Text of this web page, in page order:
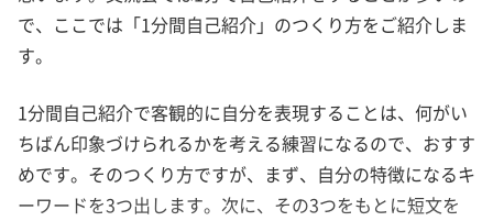
で、ここでは「1分間自己紹介」のつくり方をご紹介しま
す。
1分間自己紹介で客観的に自分を表現することは、何がい
ちばん印象づけられるかを考える練習になるので、おすす
めです。そのつくり方ですが、まず、自分の特徴になるキ
ーワードを3つ出します。次に、その3つをもとに短文を